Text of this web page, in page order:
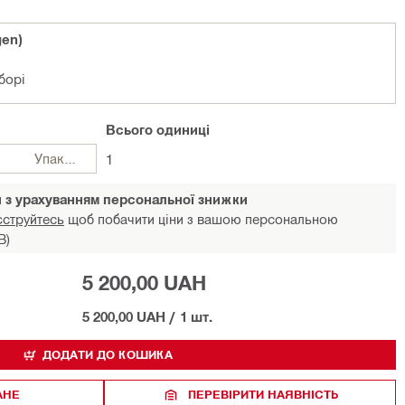
Упаковки
Всього одиниці
1
урахуванням персональної знижки
щоб побачити ціни з вашою персональною
5 200,00 UAH
5 200,00 UAH / 1 шт.
ДОДАТИ ДО КОШИКА
ПЕРЕВІРИТИ НАЯВНІСТЬ